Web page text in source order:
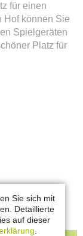
für einen
Hof können Sie
Spielgeräten
Platz für
Sie sich mit
Detaillierte
auf dieser